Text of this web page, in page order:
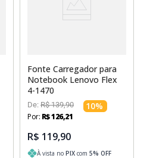
Fonte Carregador para
Notebook Lenovo Flex
4-1470
De: R$ 139,90 10%
Por: R$126,21
R$ 119,90
À vista no PIX com 5% OFF